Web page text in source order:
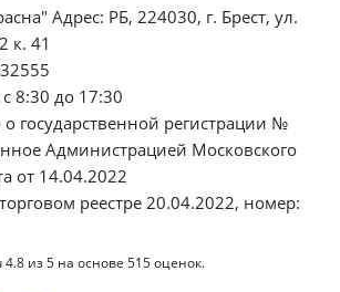
Адрес: РБ, 224030, г. Брест, ул.
к. 41
8:30 до 17:30
о государственной регистрации №
Администрацией Московского
от 14.04.2022
реестре 20.04.2022, номер:
4.8 из5 на основе 515оценок.